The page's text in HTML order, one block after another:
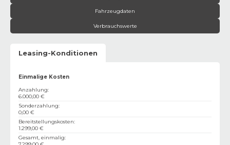
Fahrzeugdaten
Verbrauchswerte
Leasing-Konditionen
Einmalige Kosten
Anzahlung:
6.000,00 €
Sonderzahlung:
0,00 €
Bereitstellungskosten:
1.299,00 €
Gesamt, einmalig: